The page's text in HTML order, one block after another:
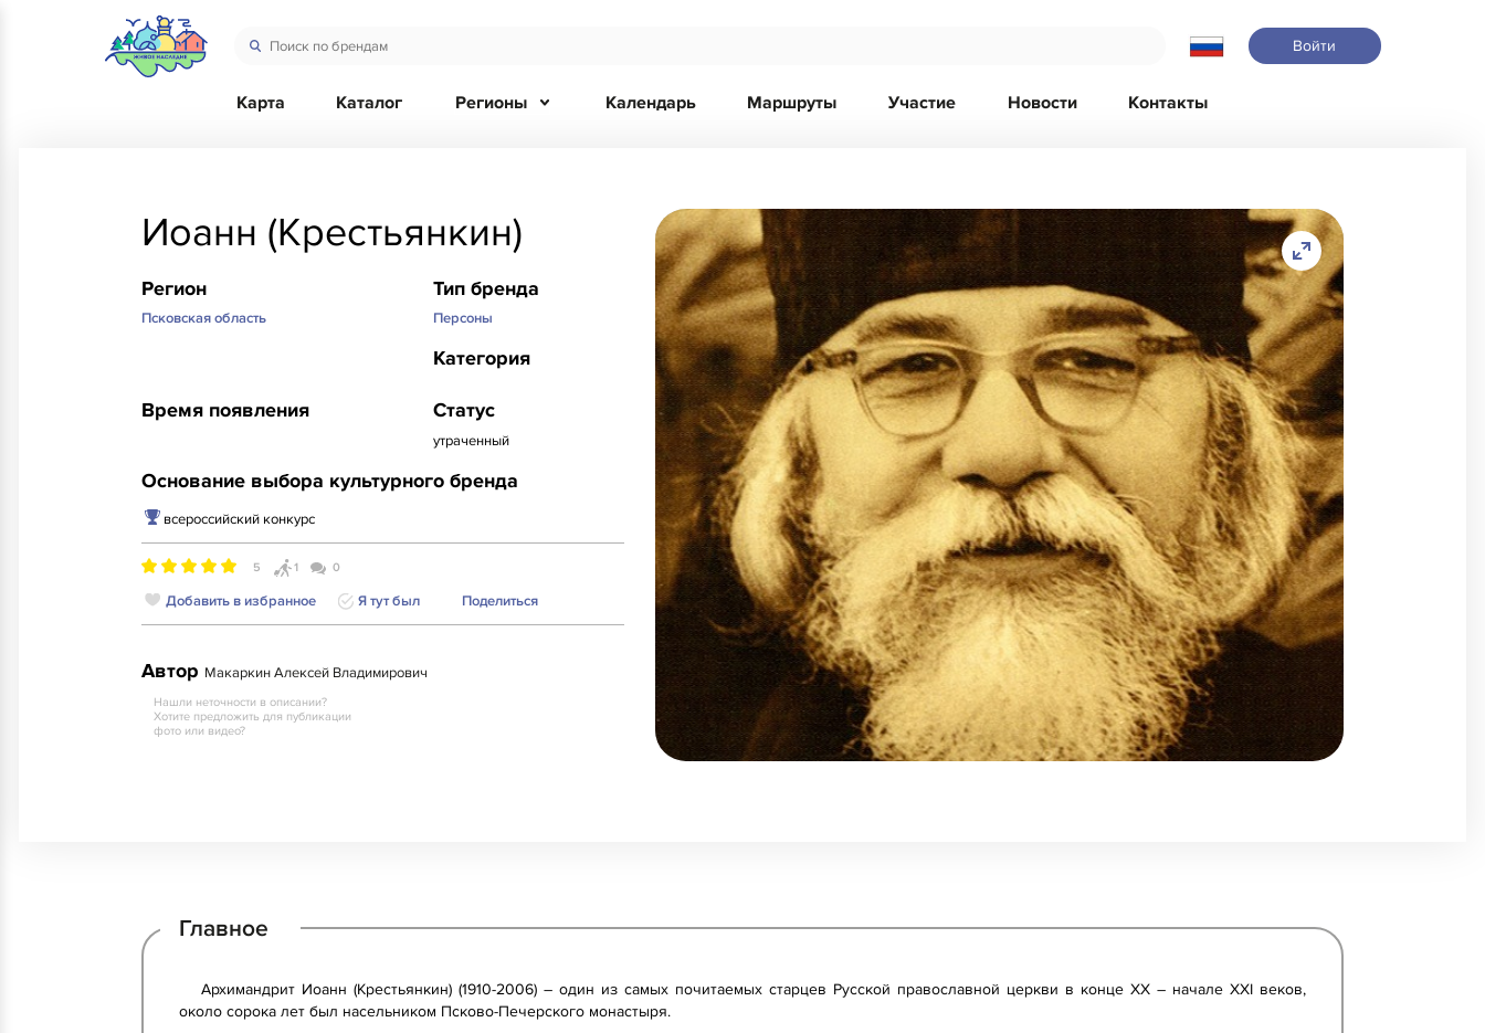
Войти
Карта Каталог Регионы Календарь Маршруты Участие Новости Контакты
Иоанн (Крестьянкин)
Регион
Псковская область
Тип бренда
Персоны
Категория
Время появления Статус
утраченный
Основание выбора культурного бренда
всероссийский конкурс
5 1 0
Добавить в избранное Я тут был Поделиться
Автор Макаркин Алексей Владимирович
Нашли неточности в описании?
Хотите предложить для публикации
фото или видео?
Главное
Архимандрит Иоанн (Крестьянкин) (1910-2006) – один из самых почитаемых старцев Русской православной церкви в конце ХХ – начале ХХI веков,
около сорока лет был насельником Псково-Печерского монастыря.